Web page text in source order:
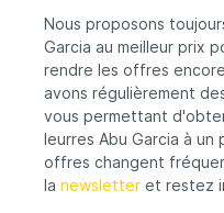
Nous proposons
Garcia au meilleur prix
rendre les offres
avons régulièrement
vous permettant
leurres Abu Garcia à un
offres changent
la newsletter et restez